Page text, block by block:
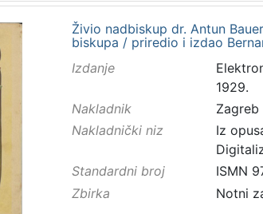
Živio nadbiskup dr. Antun
biskupa / priredio i izdao
Izdanje
1929.
Nakladnik
Zagreb
Nakladnički niz
Iz
Standardni broj
ISMN
Zbirka
Notni